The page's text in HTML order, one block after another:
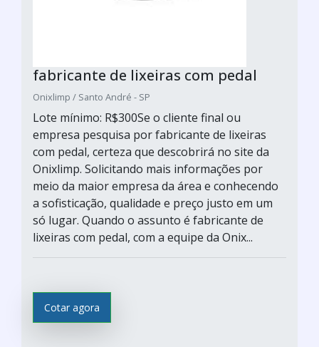
fabricante de lixeiras com pedal
Onixlimp / Santo André - SP
Lote mínimo: R$300Se o cliente final ou
empresa pesquisa por fabricante de lixeiras
com pedal, certeza que descobrirá no site da
Onixlimp. Solicitando mais informações por
meio da maior empresa da área e conhecendo
a sofisticação, qualidade e preço justo em um
só lugar. Quando o assunto é fabricante de
lixeiras com pedal, com a equipe da Onix...
Cotar agora